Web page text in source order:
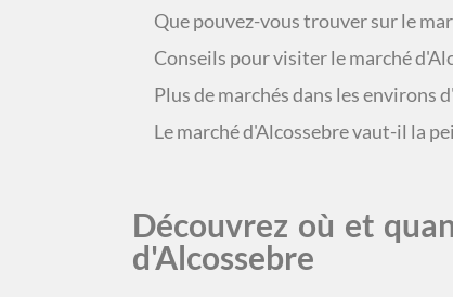
Que pouvez-vous trouver sur le
Conseils pour visiter le marché
Plus de marchés dans les environs
Le marché d'Alcossebre vaut-il la
Découvrez où et
d'Alcossebre